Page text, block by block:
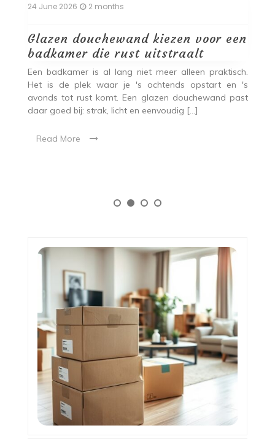
24 June 2026 2 months
Glazen douchewand kiezen voor een
badkamer die rust uitstraalt
Een badkamer is al lang niet meer alleen praktisch.
Het is de plek waar je 's ochtends opstart en 's
avonds tot rust komt. Een glazen douchewand past
daar goed bij: strak, licht en eenvoudig […]
Read More